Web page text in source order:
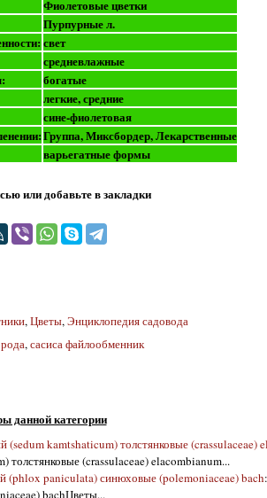
Фиолетовые цветки
Пурпурные л.
свет
средневлажные
богатые
легкие, средние
сине-фиолетовая
Группа, Миксбордер, Лекарственные
варьегатные формы
или добавьте в закладки
,Цветы,Энциклопедия садовода
,сасиса файлообменник
данной категории
(sedum kamtshaticum) толстянковые (crassulaceae)
толстянковые (crassulaceae) elacombianum...
(phlox paniculata) синюховые (polemoniaceae) bach
bachЦветы...